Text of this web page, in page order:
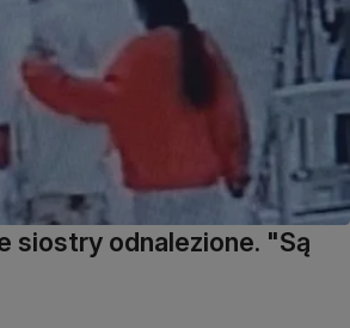
siostry odnalezione. "Są